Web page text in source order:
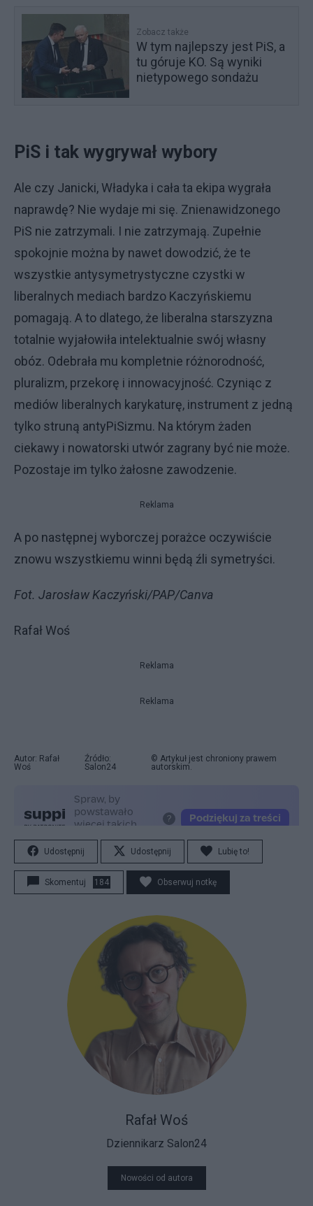
Zobacz także
W tym najlepszy jest PiS, a
tu góruje KO. Są wyniki
nietypowego sondażu
PiS i tak wygrywał wybory
Ale czy Janicki, Władyka i cała ta ekipa wygrała
naprawdę? Nie wydaje mi się. Znienawidzonego
PiS nie zatrzymali. I nie zatrzymają. Zupełnie
spokojnie można by nawet dowodzić, że te
wszystkie antysymetrystyczne czystki w
liberalnych mediach bardzo Kaczyńskiemu
pomagają. A to dlatego, że liberalna starszyzna
totalnie wyjałowiła intelektualnie swój własny
obóz. Odebrała mu kompletnie różnorodność,
pluralizm, przekorę i innowacyjność. Czyniąc z
mediów liberalnych karykaturę, instrument z jedną
tylko struną antyPiSizmu. Na którym żaden
ciekawy i nowatorski utwór zagrany być nie może.
Pozostaje im tylko żałosne zawodzenie.
Reklama
A po następnej wyborczej porażce oczywiście
znowu wszystkiemu winni będą źli symetryści.
Fot. Jarosław Kaczyński/PAP/Canva
Rafał Woś
Reklama
Reklama
Autor: Rafał
Woś
Źródło:
Salon24
© Artykuł jest chroniony prawem
autorskim.
Udostępnij Udostępnij Lubię to!
Skomentuj 184 Obserwuj notkę
Dziennikarz Salon24
Rafał Woś
Nowości od autora